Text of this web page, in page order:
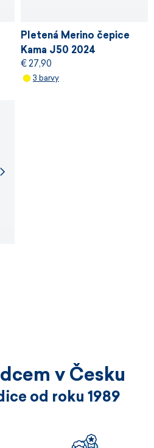
Pletená Merino čepice
Kama J50 2024
€ 27,90
3 barvy
v Česku
od roku 1989